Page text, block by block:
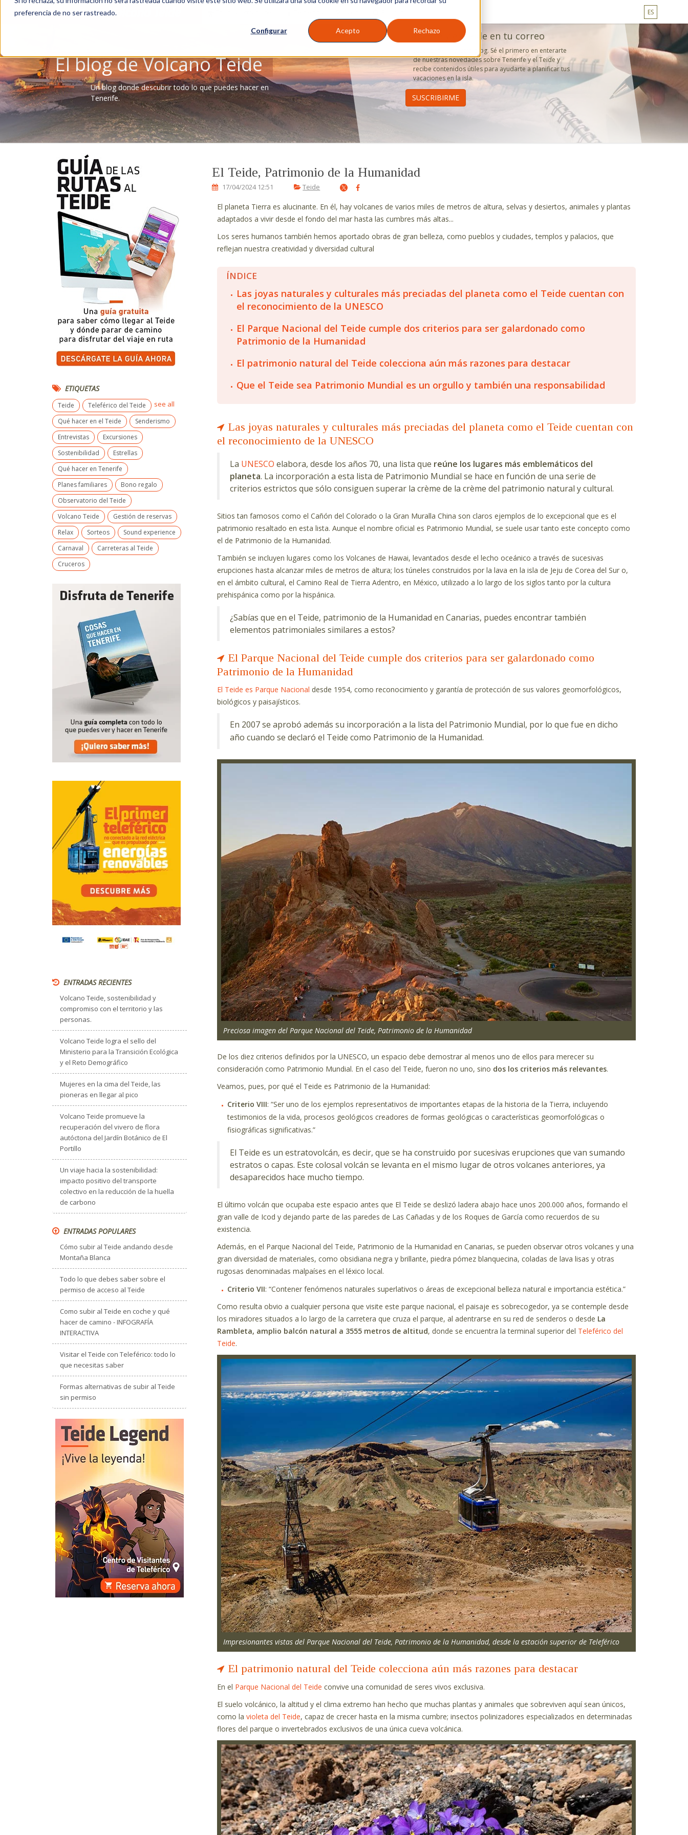
preferencia de no ser rastreado.
Configurar Acepto Rechazo
ES
El blog de Volcano Teide
Un blog donde descubrir todo lo que puedes hacer en
Tenerife.
Tenerife y el Teide en tu correo
Suscríbete a nuestro blog. Sé el primero en enterarte
de nuestras novedades sobre Tenerife y el Teide y
recibe contenidos útiles para ayudarte a planificar tus
vacaciones en la isla.
El Teide, Patrimonio de la Humanidad
17/04/2024 12:51 Teide
El planeta Tierra es alucinante. En él, hay volcanes de varios miles de metros de altura, selvas y desiertos, animales y plantas
adaptados a vivir desde el fondo del mar hasta las cumbres más altas...
Los seres humanos también hemos aportado obras de gran belleza, como pueblos y ciudades, templos y palacios, que
reflejan nuestra creatividad y diversidad cultural
ÍNDICE
Las joyas naturales y culturales más preciadas del planeta como el Teide cuentan con
el reconocimiento de la UNESCO
El Parque Nacional del Teide cumple dos criterios para ser galardonado como
Patrimonio de la Humanidad
El patrimonio natural del Teide colecciona aún más razones para destacar
Que el Teide sea Patrimonio Mundial es un orgullo y también una responsabilidad
Las joyas naturales y culturales más preciadas del planeta como el Teide cuentan con
el reconocimiento de la UNESCO
La UNESCO elabora, desde los años 70, una lista que reúne los lugares más emblemáticos del
planeta. La incorporación a esta lista de Patrimonio Mundial se hace en función de una serie de
criterios estrictos que sólo consiguen superar la crème de la crème del patrimonio natural y cultural.
Sitios tan famosos como el Cañón del Colorado o la Gran Muralla China son claros ejemplos de lo excepcional que es el
patrimonio resaltado en esta lista. Aunque el nombre oficial es Patrimonio Mundial, se suele usar tanto este concepto como
el de Patrimonio de la Humanidad.
También se incluyen lugares como los Volcanes de Hawai, levantados desde el lecho oceánico a través de sucesivas
erupciones hasta alcanzar miles de metros de altura; los túneles construidos por la lava en la isla de Jeju de Corea del Sur o,
en el ámbito cultural, el Camino Real de Tierra Adentro, en México, utilizado a lo largo de los siglos tanto por la cultura
prehispánica como por la hispánica.
¿Sabías que en el Teide, patrimonio de la Humanidad en Canarias, puedes encontrar también
elementos patrimoniales similares a estos?
El Parque Nacional del Teide cumple dos criterios para ser galardonado como
Patrimonio de la Humanidad
El Teide es Parque Nacional desde 1954, como reconocimiento y garantía de protección de sus valores geomorfológicos,
biológicos y paisajísticos.
En 2007 se aprobó además su incorporación a la lista del Patrimonio Mundial, por lo que fue en dicho
año cuando se declaró el Teide como Patrimonio de la Humanidad.
Preciosa imagen del Parque Nacional del Teide, Patrimonio de la Humanidad
De los diez criterios definidos por la UNESCO, un espacio debe demostrar al menos uno de ellos para merecer su
consideración como Patrimonio Mundial. En el caso del Teide, fueron no uno, sino dos los criterios más relevantes.
Veamos, pues, por qué el Teide es Patrimonio de la Humanidad:
Criterio VIII: “Ser uno de los ejemplos representativos de importantes etapas de la historia de la Tierra, incluyendo
testimonios de la vida, procesos geológicos creadores de formas geológicas o características geomorfológicas o
fisiográficas significativas.”
El Teide es un estratovolcán, es decir, que se ha construido por sucesivas erupciones que van sumando
estratos o capas. Este colosal volcán se levanta en el mismo lugar de otros volcanes anteriores, ya
desaparecidos hace mucho tiempo.
El último volcán que ocupaba este espacio antes que El Teide se deslizó ladera abajo hace unos 200.000 años, formando el
gran valle de Icod y dejando parte de las paredes de Las Cañadas y de los Roques de García como recuerdos de su
existencia.
Además, en el Parque Nacional del Teide, Patrimonio de la Humanidad en Canarias, se pueden observar otros volcanes y una
gran diversidad de materiales, como obsidiana negra y brillante, piedra pómez blanquecina, coladas de lava lisas y otras
rugosas denominadas malpaíses en el léxico local.
Criterio VII: “Contener fenómenos naturales superlativos o áreas de excepcional belleza natural e importancia estética.”
Como resulta obvio a cualquier persona que visite este parque nacional, el paisaje es sobrecogedor, ya se contemple desde
los miradores situados a lo largo de la carretera que cruza el parque, al adentrarse en su red de senderos o desde La
Rambleta, amplio balcón natural a 3555 metros de altitud, donde se encuentra la terminal superior del Teleférico del
Teide.
Impresionantes vistas del Parque Nacional del Teide, Patrimonio de la Humanidad, desde la estación superior de Teleférico
El patrimonio natural del Teide colecciona aún más razones para destacar
En el Parque Nacional del Teide convive una comunidad de seres vivos exclusiva.
El suelo volcánico, la altitud y el clima extremo han hecho que muchas plantas y animales que sobreviven aquí sean únicos,
como lavioleta del Teide, capaz de crecer hasta en la misma cumbre; insectos polinizadores especializados en determinadas
flores del parque o invertebrados exclusivos de una única cueva volcánica.
ETIQUETAS
Teide
Teleférico del Teide
Qué hacer en el Teide
Senderismo
Entrevistas
Excursiones
Sostenibilidad
Estrellas
Qué hacer en Tenerife
Planes familiares
Bono regalo
Observatorio del Teide
Volcano Teide
Gestión de reservas
Relax
Sorteos
Sound experience
Carnaval
Carreteras al Teide
Cruceros
see all
ENTRADAS RECIENTES
Volcano Teide, sostenibilidad y
compromiso con el territorio y las
personas.
Volcano Teide logra el sello del
Ministerio para la Transición Ecológica
y el Reto Demográfico
Mujeres en la cima del Teide, las
pioneras en llegar al pico
Volcano Teide promueve la
recuperación del vivero de flora
autóctona del Jardín Botánico de El
Portillo
Un viaje hacia la sostenibilidad:
impacto positivo del transporte
colectivo en la reducción de la huella
de carbono
ENTRADAS POPULARES
Cómo subir al Teide andando desde
Montaña Blanca
Todo lo que debes saber sobre el
permiso de acceso al Teide
Como subir al Teide en coche y qué
hacer de camino - INFOGRAFÍA
INTERACTIVA
Visitar el Teide con Teleférico: todo lo
que necesitas saber
Formas alternativas de subir al Teide
sin permiso